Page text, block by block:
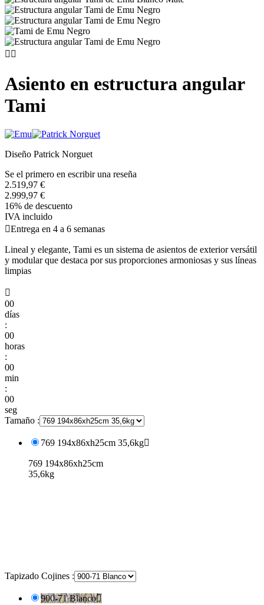
 
Asiento en estructura angular
Tami
Diseño Patrick Norguet
Se el primero en escribir una reseña
2.519,97 €
2.999,97 €
16% de descuento
IVA incluido
Entrega en 4 a 6 semanas
Lineal y elegante, Tami es un sistema de asientos de exterior versátil
y modular que destaca por sus proporciones armoniosas y sus líneas
limpias

00
días
:
00
horas
:
00
min
:
00
seg
Tamaño :
769 194x86xh25cm 35,6kg
769 194x86xh25cm
35,6kg
Tapizado Cojines :
900-71 Blanco